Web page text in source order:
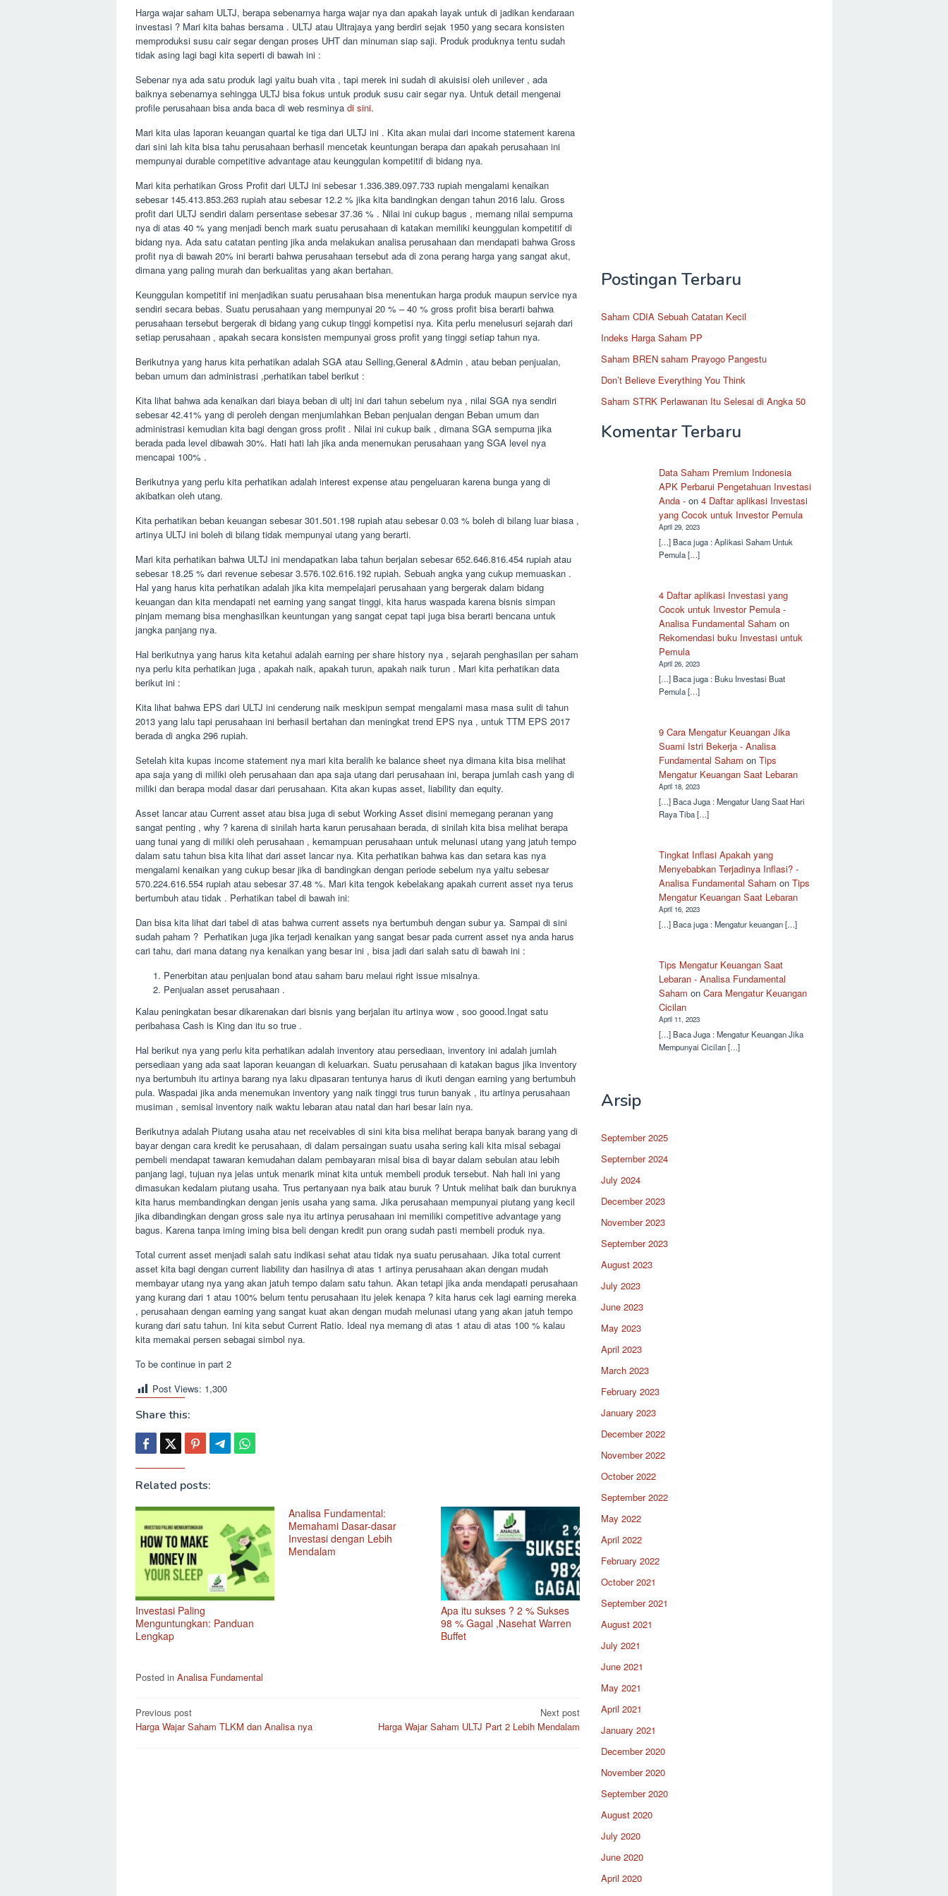
Harga wajar saham ULTJ, berapa sebenarnya harga wajar nya dan apakah layak untuk di jadikan kendaraan
investasi ? Mari kita bahas bersama . ULTJ atau Ultrajaya yang berdiri sejak 1950 yang secara konsisten
memproduksi susu cair segar dengan proses UHT dan minuman siap saji. Produk produknya tentu sudah
tidak asing lagi bagi kita seperti di bawah ini :
Sebenar nya ada satu produk lagi yaitu buah vita , tapi merek ini sudah di akuisisi oleh unilever , ada
baiknya sebenarnya sehingga ULTJ bisa fokus untuk produk susu cair segar nya. Untuk detail mengenai
profile perusahaan bisa anda baca di web resminya di sini.
Mari kita ulas laporan keuangan quartal ke tiga dari ULTJ ini . Kita akan mulai dari income statement karena
dari sini lah kita bisa tahu perusahaan berhasil mencetak keuntungan berapa dan apakah perusahaan ini
mempunyai durable competitive advantage atau keunggulan kompetitif di bidang nya.
Mari kita perhatikan Gross Profit dari ULTJ ini sebesar 1.336.389.097.733 rupiah mengalami kenaikan
sebesar 145.413.853.263 rupiah atau sebesar 12.2 % jika kita bandingkan dengan tahun 2016 lalu. Gross
profit dari ULTJ sendiri dalam persentase sebesar 37.36 % . Nilai ini cukup bagus , memang nilai sempurna
nya di atas 40 % yang menjadi bench mark suatu perusahaan di katakan memiliki keunggulan kompetitif di
bidang nya. Ada satu catatan penting jika anda melakukan analisa perusahaan dan mendapati bahwa Gross
profit nya di bawah 20% ini berarti bahwa perusahaan tersebut ada di zona perang harga yang sangat akut,
dimana yang paling murah dan berkualitas yang akan bertahan.
Keunggulan kompetitif ini menjadikan suatu perusahaan bisa menentukan harga produk maupun service nya
sendiri secara bebas. Suatu perusahaan yang mempunyai 20 % – 40 % gross profit bisa berarti bahwa
perusahaan tersebut bergerak di bidang yang cukup tinggi kompetisi nya. Kita perlu menelusuri sejarah dari
setiap perusahaan , apakah secara konsisten mempunyai gross profit yang tinggi setiap tahun nya.
Berikutnya yang harus kita perhatikan adalah SGA atau Selling,General &Admin , atau beban penjualan,
beban umum dan administrasi ,perhatikan tabel berikut :
Kita lihat bahwa ada kenaikan dari biaya beban di ultj ini dari tahun sebelum nya , nilai SGA nya sendiri
sebesar 42.41% yang di peroleh dengan menjumlahkan Beban penjualan dengan Beban umum dan
administrasi kemudian kita bagi dengan gross profit . Nilai ini cukup baik , dimana SGA sempurna jika
berada pada level dibawah 30%. Hati hati lah jika anda menemukan perusahaan yang SGA level nya
mencapai 100% .
Berikutnya yang perlu kita perhatikan adalah interest expense atau pengeluaran karena bunga yang di
akibatkan oleh utang.
Kita perhatikan beban keuangan sebesar 301.501.198 rupiah atau sebesar 0.03 % boleh di bilang luar biasa ,
artinya ULTJ ini boleh di bilang tidak mempunyai utang yang berarti.
Mari kita perhatikan bahwa ULTJ ini mendapatkan laba tahun berjalan sebesar 652.646.816.454 rupiah atau
sebesar 18.25 % dari revenue sebesar 3.576.102.616.192 rupiah. Sebuah angka yang cukup memuaskan .
Hal yang harus kita perhatikan adalah jika kita mempelajari perusahaan yang bergerak dalam bidang
keuangan dan kita mendapati net earning yang sangat tinggi, kita harus waspada karena bisnis simpan
pinjam memang bisa menghasilkan keuntungan yang sangat cepat tapi juga bisa berarti bencana untuk
jangka panjang nya.
Hal berikutnya yang harus kita ketahui adalah earning per share history nya , sejarah penghasilan per saham
nya perlu kita perhatikan juga , apakah naik, apakah turun, apakah naik turun . Mari kita perhatikan data
berikut ini :
Kita lihat bahwa EPS dari ULTJ ini cenderung naik meskipun sempat mengalami masa masa sulit di tahun
2013 yang lalu tapi perusahaan ini berhasil bertahan dan meningkat trend EPS nya , untuk TTM EPS 2017
berada di angka 296 rupiah.
Setelah kita kupas income statement nya mari kita beralih ke balance sheet nya dimana kita bisa melihat
apa saja yang di miliki oleh perusahaan dan apa saja utang dari perusahaan ini, berapa jumlah cash yang di
miliki dan berapa modal dasar dari perusahaan. Kita akan kupas asset, liability dan equity.
Asset lancar atau Current asset atau bisa juga di sebut Working Asset disini memegang peranan yang
sangat penting , why ? karena di sinilah harta karun perusahaan berada, di sinilah kita bisa melihat berapa
uang tunai yang di miliki oleh perusahaan , kemampuan perusahaan untuk melunasi utang yang jatuh tempo
dalam satu tahun bisa kita lihat dari asset lancar nya. Kita perhatikan bahwa kas dan setara kas nya
mengalami kenaikan yang cukup besar jika di bandingkan dengan periode sebelum nya yaitu sebesar
570.224.616.554 rupiah atau sebesar 37.48 %. Mari kita tengok kebelakang apakah current asset nya terus
bertumbuh atau tidak . Perhatikan tabel di bawah ini:
Dan bisa kita lihat dari tabel di atas bahwa current assets nya bertumbuh dengan subur ya. Sampai di sini
sudah paham ? Perhatikan juga jika terjadi kenaikan yang sangat besar pada current asset nya anda harus
cari tahu, dari mana datang nya kenaikan yang besar ini , bisa jadi dari salah satu di bawah ini :
Penerbitan atau penjualan bond atau saham baru melaui right issue misalnya.
Penjualan asset perusahaan .
Kalau peningkatan besar dikarenakan dari bisnis yang berjalan itu artinya wow , soo goood.Ingat satu
peribahasa Cash is King dan itu so true .
Hal berikut nya yang perlu kita perhatikan adalah inventory atau persediaan, inventory ini adalah jumlah
persediaan yang ada saat laporan keuangan di keluarkan. Suatu perusahaan di katakan bagus jika inventory
nya bertumbuh itu artinya barang nya laku dipasaran tentunya harus di ikuti dengan earning yang bertumbuh
pula. Waspadai jika anda menemukan inventory yang naik tinggi trus turun banyak , itu artinya perusahaan
musiman , semisal inventory naik waktu lebaran atau natal dan hari besar lain nya.
Berikutnya adalah Piutang usaha atau net receivables di sini kita bisa melihat berapa banyak barang yang di
bayar dengan cara kredit ke perusahaan, di dalam persaingan suatu usaha sering kali kita misal sebagai
pembeli mendapat tawaran kemudahan dalam pembayaran misal bisa di bayar dalam sebulan atau lebih
panjang lagi, tujuan nya jelas untuk menarik minat kita untuk membeli produk tersebut. Nah hali ini yang
dimasukan kedalam piutang usaha. Trus pertanyaan nya baik atau buruk ? Untuk melihat baik dan buruknya
kita harus membandingkan dengan jenis usaha yang sama. Jika perusahaan mempunyai piutang yang kecil
jika dibandingkan dengan gross sale nya itu artinya perusahaan ini memiliki competitive advantage yang
bagus. Karena tanpa iming iming bisa beli dengan kredit pun orang sudah pasti membeli produk nya.
Total current asset menjadi salah satu indikasi sehat atau tidak nya suatu perusahaan. Jika total current
asset kita bagi dengan current liability dan hasilnya di atas 1 artinya perusahaan akan dengan mudah
membayar utang nya yang akan jatuh tempo dalam satu tahun. Akan tetapi jika anda mendapati perusahaan
yang kurang dari 1 atau 100% belum tentu perusahaan itu jelek kenapa ? kita harus cek lagi earning mereka
, perusahaan dengan earning yang sangat kuat akan dengan mudah melunasi utang yang akan jatuh tempo
kurang dari satu tahun. Ini kita sebut Current Ratio. Ideal nya memang di atas 1 atau di atas 100 % kalau
kita memakai persen sebagai simbol nya.
To be continue in part 2
Post Views: 1,300
Share this:
Related posts:
Investasi Paling
Menguntungkan: Panduan
Lengkap
Analisa Fundamental:
Memahami Dasar-dasar
Investasi dengan Lebih
Mendalam
Apa itu sukses ? 2 % Sukses
98 % Gagal ,Nasehat Warren
Buffet
Posted in Analisa Fundamental
Post
navigation
Previous post
Harga Wajar Saham TLKM dan Analisa nya
Next post
Harga Wajar Saham ULTJ Part 2 Lebih Mendalam
Postingan Terbaru
Saham CDIA Sebuah Catatan Kecil
Indeks Harga Saham PP
Saham BREN saham Prayogo Pangestu
Don’t Believe Everything You Think
Saham STRK Perlawanan Itu Selesai di Angka 50
Komentar Terbaru
Data Saham Premium Indonesia
APK Perbarui Pengetahuan Investasi
Anda - on4 Daftar aplikasi Investasi
yang Cocok untuk Investor Pemula
April 29, 2023
[…] Baca juga : Aplikasi Saham Untuk
Pemula […]
4 Daftar aplikasi Investasi yang
Cocok untuk Investor Pemula -
Analisa Fundamental Saham on
Rekomendasi buku Investasi untuk
Pemula
April 26, 2023
[…] Baca juga : Buku Investasi Buat
Pemula […]
9 Cara Mengatur Keuangan Jika
Suami Istri Bekerja - Analisa
Fundamental Saham onTips
Mengatur Keuangan Saat Lebaran
April 18, 2023
[…] Baca Juga : Mengatur Uang Saat Hari
Raya Tiba […]
Tingkat Inflasi Apakah yang
Menyebabkan Terjadinya Inflasi? -
Analisa Fundamental Saham onTips
Mengatur Keuangan Saat Lebaran
April 16, 2023
[…] Baca juga : Mengatur keuangan […]
Tips Mengatur Keuangan Saat
Lebaran - Analisa Fundamental
Saham onCara Mengatur Keuangan
Cicilan
April 11, 2023
[…] Baca Juga : Mengatur Keuangan Jika
Mempunyai Cicilan […]
Arsip
September 2025
September 2024
July 2024
December 2023
November 2023
September 2023
August 2023
July 2023
June 2023
May 2023
April 2023
March 2023
February 2023
January 2023
December 2022
November 2022
October 2022
September 2022
May 2022
April 2022
February 2022
October 2021
September 2021
August 2021
July 2021
June 2021
May 2021
April 2021
January 2021
December 2020
November 2020
September 2020
August 2020
July 2020
June 2020
April 2020